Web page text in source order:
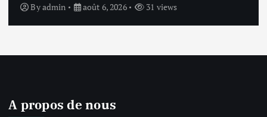
By admin août 6, 2026 32 views
A propos de nous